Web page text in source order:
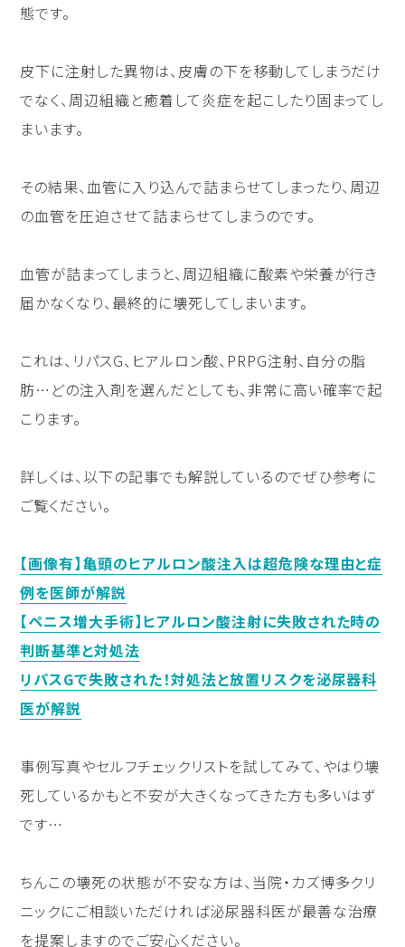
態です。
皮下に注射した異物は、皮膚の下を移動してしまうだけ
でなく、周辺組織と癒着して炎症を起こしたり固まってし
まいます。
その結果、血管に入り込んで詰まらせてしまったり、周辺
の血管を圧迫させて詰まらせてしまうのです。
血管が詰まってしまうと、周辺組織に酸素や栄養が行き
届かなくなり、最終的に壊死してしまいます。
これは、リパスG、ヒアルロン酸、PRPG注射、自分の脂
肪…どの注入剤を選んだとしても、非常に高い確率で起
こります。
詳しくは、以下の記事でも解説しているのでぜひ参考に
ご覧ください。
【画像有】亀頭のヒアルロン酸注入は超危険な理由と症
例を医師が解説
【ペニス増大手術】ヒアルロン酸注射に失敗された時の
判断基準と対処法
リパスGで失敗された！対処法と放置リスクを泌尿器科
医が解説
事例写真やセルフチェックリストを試してみて、やはり壊
死しているかもと不安が大きくなってきた方も多いはず
です…
ちんこの壊死の状態が不安な方は、当院・カズ博多クリ
ニックにご相談いただければ泌尿器科医が最善な治療
を提案しますのでご安心ください。